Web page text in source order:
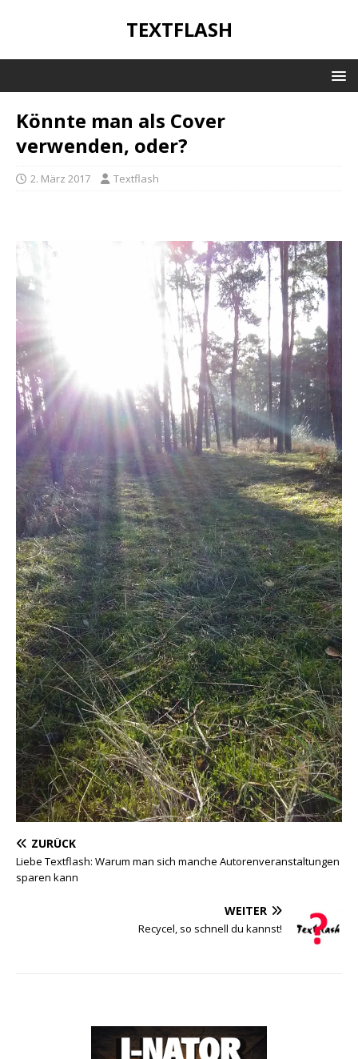
TEXTFLASH
Könnte man als Cover
verwenden, oder?
2. März 2017 Textflash
ZURÜCK
Liebe Textflash: Warum man sich manche Autorenveranstaltungen
sparen kann
WEITER
Recycel, so schnell du kannst!